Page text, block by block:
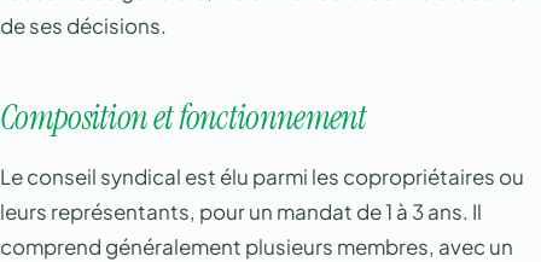
de ses décisions.
Composition et fonctionnement
Le conseil syndical est élu parmi les copropriétaires ou
leurs représentants, pour un mandat de 1 à 3 ans. Il
comprend généralement plusieurs membres, avec un